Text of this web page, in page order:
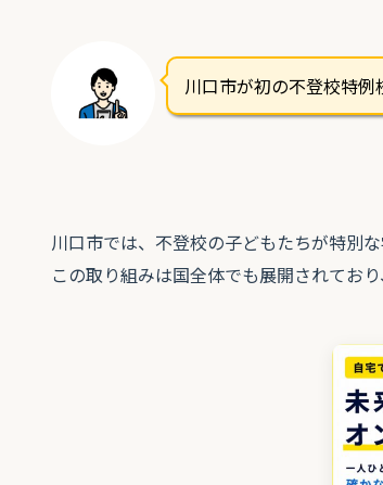
川口市が初の不登校特
川口市では、不登校の子どもたちが特別
この取り組みは国全体でも展開されてお